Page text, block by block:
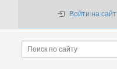
Войти на сайт